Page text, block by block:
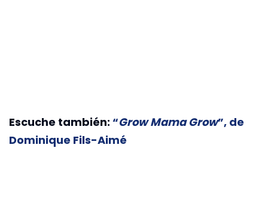
Escuche también: “Grow Mama Grow”, de
Dominique Fils-Aimé